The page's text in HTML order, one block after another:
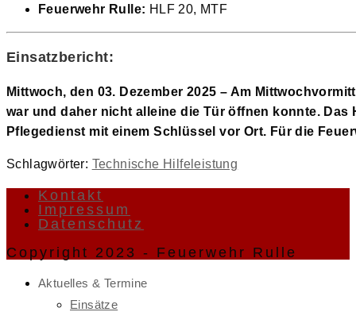
Feuerwehr Rulle: HLF 20, MTF
Einsatzbericht:
Mittwoch, den 03. Dezember 2025 – Am
war und daher nicht alleine die Tür öffnen konnte.
Pflegedienst mit einem Schlüssel vor Ort. Für die
Schlagwörter: Technische Hilfeleistung
Kontakt
Impressum
Datenschutz
Copyright 2023 - Feuerwehr Rulle
Aktuelles & Termine
Einsätze